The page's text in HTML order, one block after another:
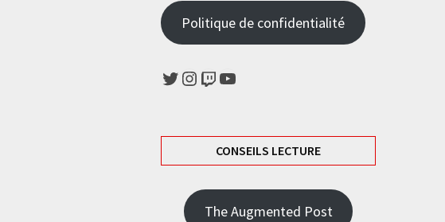
Politique de confidentialité
Twitter
Instagram
TwitchYouTube
CONSEILS LECTURE
The Augmented Post